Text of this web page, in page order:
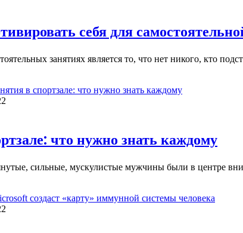
себя для
занятиях является то, что нет никого, кто
что нужно знать каждому
сильные, мускулистые мужчины были в центре